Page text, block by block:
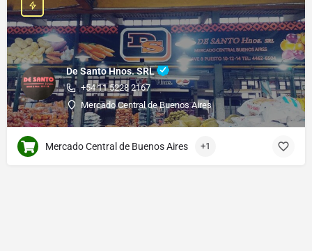
De Santo Hnos. SRL
+54 11 5228 2167
Mercado Central de Buenos Aires
Mercado Central de Buenos Aires +1